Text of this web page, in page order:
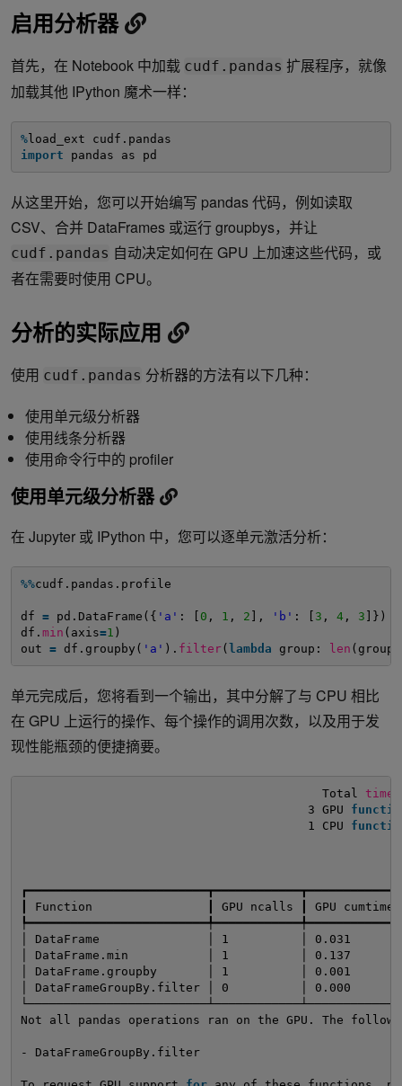
启用分析器
首先，在 Notebook 中加载 cudf.pandas 扩展程序，就像
加载其他 IPython 魔术一样：
%load_ext cudf.pandas
import
pandas as pd
从这里开始，您可以开始编写 pandas 代码，例如读取
CSV、合并 DataFrames 或运行 groupbys，并让
cudf.pandas 自动决定如何在 GPU 上加速这些代码，或
者在需要时使用 CPU。
分析的实际应用
使用 cudf.pandas 分析器的方法有以下几种：
使用单元级分析器
使用线条分析器
使用命令行中的 profiler
使用单元级分析器
在 Jupyter 或 IPython 中，您可以逐单元激活分析：
%%cudf.pandas.profile
df = pd.DataFrame({ 'a' : [ 0 , 1 , 2 ], 'b' : [ 3 , 4, 3 ]})
df. min (axis=1 )
out = df.groupby( 'a' ). filter(lambda group: len
单元完成后，您将看到一个输出，其中分解了与 CPU 相比
在 GPU 上运行的操作、每个操作的调用次数，以及用于发
现性能瓶颈的便捷摘要。
Total time
3 GPU
1 CPU
┃ Function                ┃ GPU ncalls ┃ GPU
│ DataFrame               │ 1          │ 0.031
│ DataFrame.min           │ 1          │ 0.137
│ DataFrame.groupby       │ 1          │ 0.001
│ DataFrameGroupBy.filter │ 0          │ 0.000
Not all pandas operations ran on the GPU. The
- DataFrameGroupBy.filter